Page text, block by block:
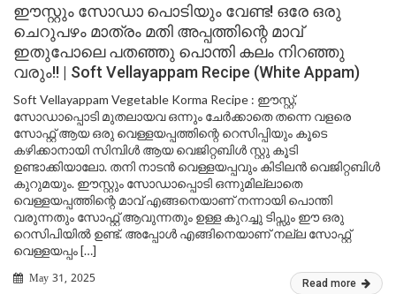
ഈസ്റ്റും സോഡാ പൊടിയും വേണ്ട! ഒരേ ഒരു
ചെറുപഴം മാത്രം മതി അപ്പത്തിന്റെ മാവ്
ഇതുപോലെ പതഞ്ഞു പൊന്തി കലം നിറഞ്ഞു
വരും!! | Soft Vellayappam Recipe (White Appam)
Soft Vellayappam Vegetable Korma Recipe : ഈസ്റ്റ്,
സോഡാപ്പൊടി മുതലായവ ഒന്നും ചേർക്കാതെ തന്നെ വളരെ
സോഫ്റ്റ് ആയ ഒരു വെള്ളയപ്പത്തിന്റെ റെസിപ്പിയും കൂടെ
കഴിക്കാനായി സിമ്പിൾ ആയ വെജിറ്റബിൾ സ്റ്റു കൂടി
ഉണ്ടാക്കിയാലോ. തനി നാടൻ വെള്ളയപ്പവും കിടിലൻ വെജിറ്റബിൾ
കുറുമയും. ഈസ്റ്റും സോഡാപ്പൊടി ഒന്നുമില്ലാതെ
വെള്ളയപ്പത്തിന്റെ മാവ് എങ്ങനെയാണ് നന്നായി പൊന്തി
വരുന്നതും സോഫ്റ്റ് ആവുന്നതും ഉള്ള കുറച്ചു ടിപ്സും ഈ ഒരു
റെസിപിയിൽ ഉണ്ട്. അപ്പോൾ എങ്ങിനെയാണ് നല്ല സോഫ്റ്റ്
വെള്ളയപ്പം […]
May 31, 2025 Read more